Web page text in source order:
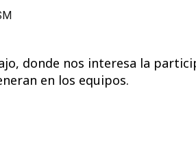
donde nos interesa la
en los equipos.